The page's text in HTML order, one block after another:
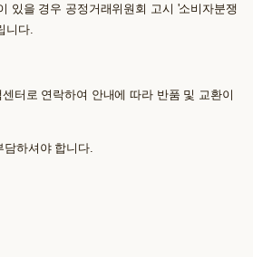
있을 경우 공정거래위원회 고시 '소비자분쟁
니다.
터로 연락하여 안내에 따라 반품 및 교환이
하셔야 합니다.